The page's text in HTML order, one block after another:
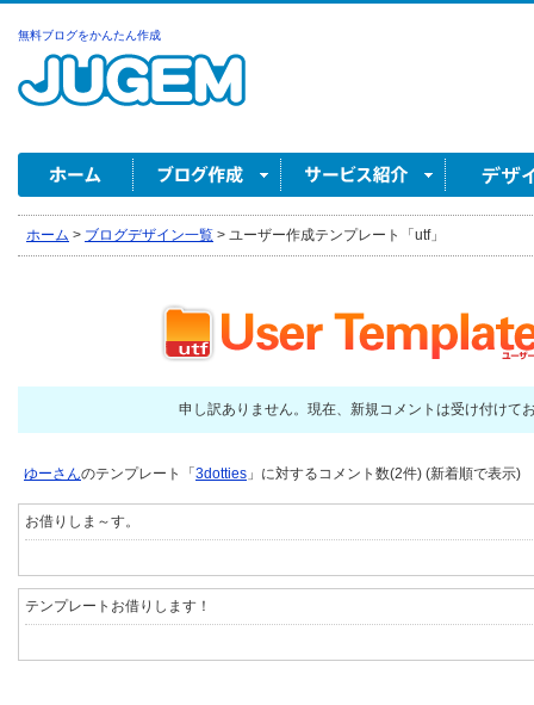
無料ブログをかんたん作成
ホーム > ブログデザイン一覧 > ユーザー作成テンプレート「utf」
申し訳ありません。現在、新規コメントは受け付けて
ゆーさんのテンプレート「 3dotties 」に対するコメント数(2件) (新着順で表示)
お借りしま～す。
テンプレートお借りします！